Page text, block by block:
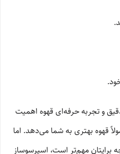
و تجربه حرفه‌ای قهوه اهمیت
قهوه بهتری به شما می‌دهد. اما
برایتان مهم‌تر است، اسپرسوساز